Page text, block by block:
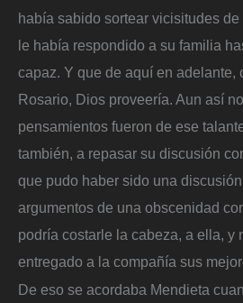
había sabido sortear vicisitudes
le había respondido a su familia
capaz. Y que de aquí en adelante,
Rosario, Dios proveería. Aun así
pensamientos fueron de ese
también, a repasar su discusión
que pudo haber sido una
argumentos de una obscenidad
podría costarle la cabeza, a ella, y
entregado a la compañía sus
De eso se acordaba Mendieta